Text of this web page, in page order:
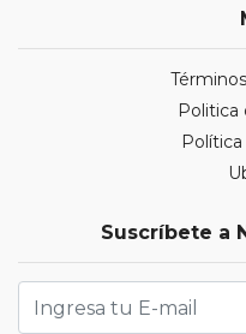
Politica
Suscríbete a